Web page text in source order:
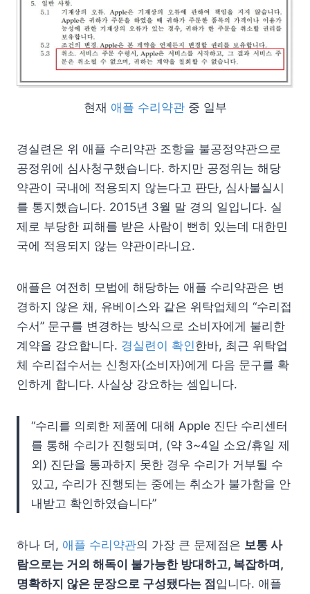
현재 애플 수리약관중 일부
경실련은 위 애플 수리약관 조항을 불공정약관으로
공정위에 심사청구했습니다. 하지만 공정위는 해당
약관이 국내에 적용되지 않는다고 판단, 심사불실시
를 통지했습니다. 2015년 3월 말 경의 일입니다. 실
제로 부당한 피해를 받은 사람이 뻔히 있는데 대한민
국에 적용되지 않는 약관이라니요.
애플은 여전히 모법에 해당하는 애플 수리약관은 변
경하지 않은 채, 유베이스와 같은 위탁업체의 “수리접
수서” 문구를 변경하는 방식으로 소비자에게 불리한
계약을 강요합니다. 경실련이 확인한바, 최근 위탁업
체 수리접수서는 신청자(소비자)에게 다음 문구를 확
인하게 합니다. 사실상 강요하는 셈입니다.
“수리를 의뢰한 제품에 대해 Apple 진단 수리센터
를 통해 수리가 진행되며, (약 3~4일 소요/휴일 제
외) 진단을 통과하지 못한 경우 수리가 거부될 수
있고, 수리가 진행되는 중에는 취소가 불가함을 안
내받고 확인하였습니다”
하나 더, 애플 수리약관의 가장 큰 문제점은 보통 사
람으로는 거의 해독이 불가능한 방대하고, 복잡하며,
명확하지 않은 문장으로 구성됐다는 점 입니다. 애플